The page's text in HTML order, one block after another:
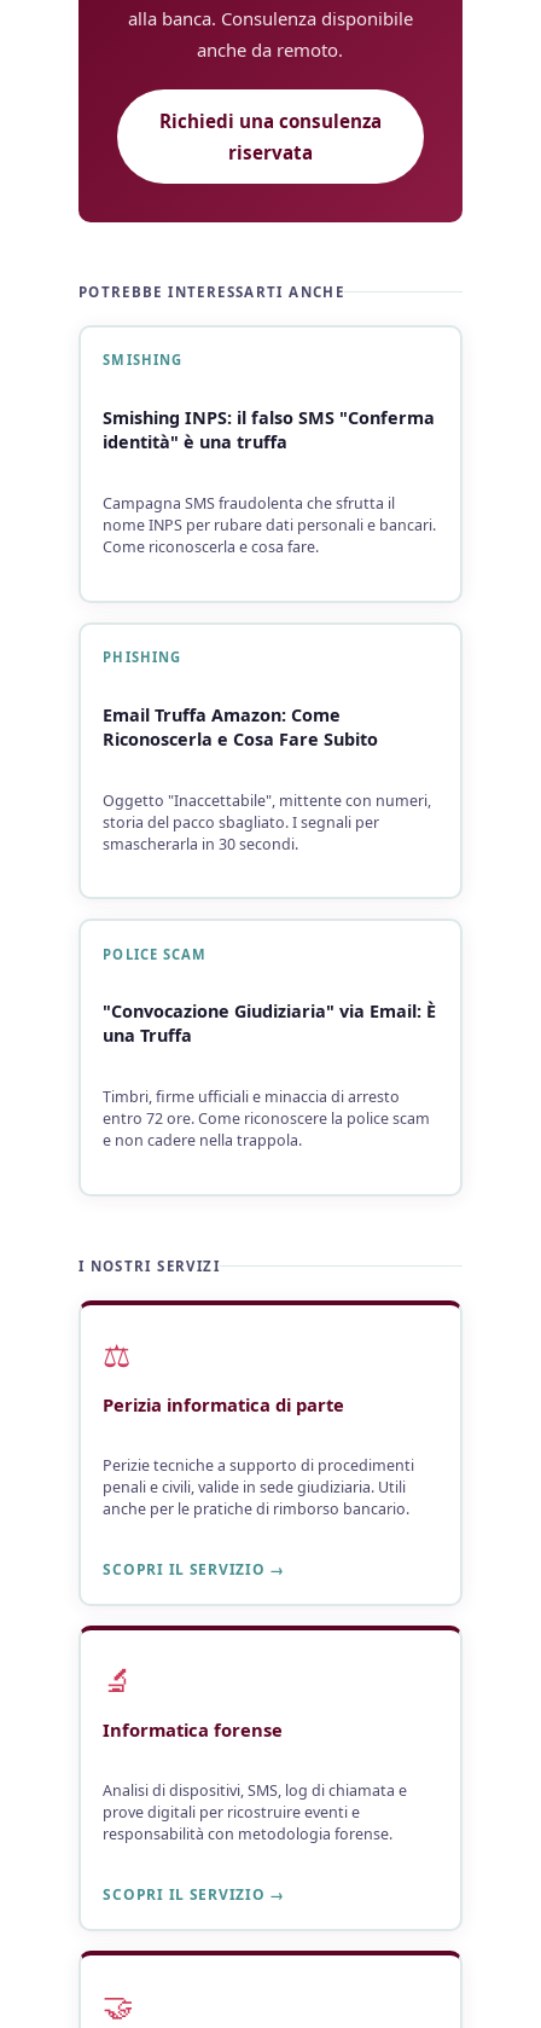
alla banca. Consulenza disponibile
anche da remoto.
Richiedi una consulenza
riservata
POTREBBE INTERESSARTI ANCHE
SMISHING
Smishing INPS: il falso SMS "Conferma
identità" è una truffa
Campagna SMS fraudolenta che sfrutta il
nome INPS per rubare dati personali e bancari.
Come riconoscerla e cosa fare.
PHISHING
Email Truffa Amazon: Come
Riconoscerla e Cosa Fare Subito
Oggetto "Inaccettabile", mittente con numeri,
storia del pacco sbagliato. I segnali per
smascherarla in 30 secondi.
POLICE SCAM
"Convocazione Giudiziaria" via Email: È
una Truffa
Timbri, firme ufficiali e minaccia di arresto
entro 72 ore. Come riconoscere la police scam
e non cadere nella trappola.
I NOSTRI SERVIZI
⚖️
Perizia informatica di parte
Perizie tecniche a supporto di procedimenti
penali e civili, valide in sede giudiziaria. Utili
anche per le pratiche di rimborso bancario.
SCOPRI IL SERVIZIO →
🔬
Informatica forense
Analisi di dispositivi, SMS, log di chiamata e
prove digitali per ricostruire eventi e
responsabilità con metodologia forense.
SCOPRI IL SERVIZIO →
🤝